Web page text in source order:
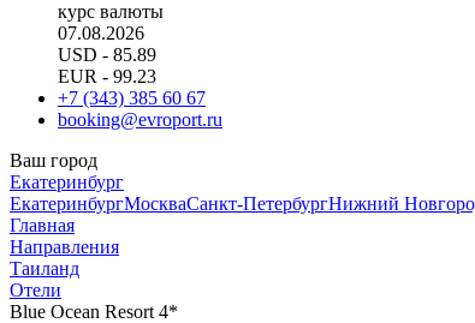
курс валюты
07.08.2026
USD - 85.89
EUR - 99.23
+7 (343) 385 60 67
booking@evroport.ru
Ваш город
Екатеринбург
ЕкатеринбургМоскваСанкт-ПетербургНижний
Главная
Направления
Таиланд
Отели
Blue Ocean Resort 4*